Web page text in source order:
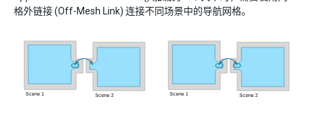
格外链接 (Off-Mesh Link) 连接不同场景中的导航网格。